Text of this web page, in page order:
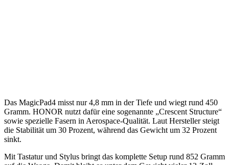
Das MagicPad4 misst nur 4,8 mm in der Tiefe und wiegt rund 450
Gramm. HONOR nutzt dafür eine sogenannte „Crescent Structure“
sowie spezielle Fasern in Aerospace-Qualität. Laut Hersteller steigt
die Stabilität um 30 Prozent, während das Gewicht um 32 Prozent
sinkt.
Mit Tastatur und Stylus bringt das komplette Setup rund 852 Gramm